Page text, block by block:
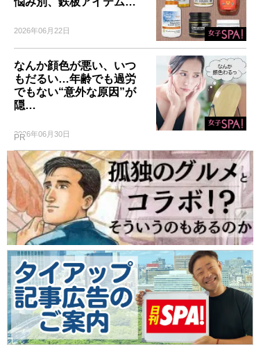
2026年06月22日
なんか顔色が悪い、いつ
もだるい…年齢でも過労
でもない“意外な原因”が
隠…
2026年06月30日
PR